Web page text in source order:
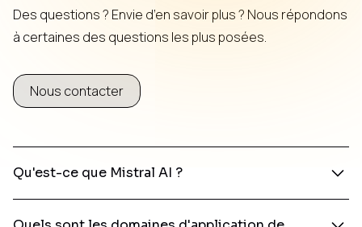
Des questions ? Envie d’en savoir plus ? Nous répondons
à certaines des questions les plus posées.
Nous contacter
Qu'est-ce que Mistral AI ?